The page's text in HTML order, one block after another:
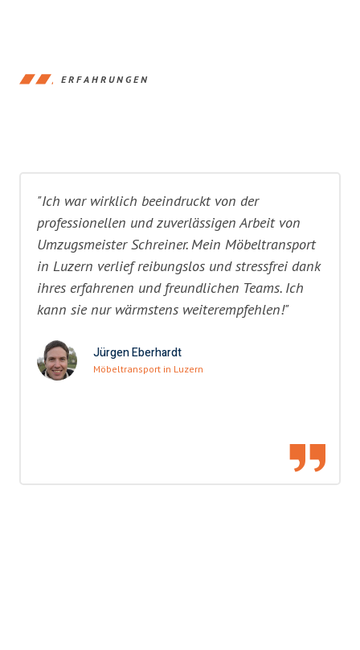
ERFAHRUNGEN
"Ich war wirklich beeindruckt von der
professionellen und zuverlässigen Arbeit von
Umzugsmeister Schreiner. Mein Möbeltransport
in Luzern verlief reibungslos und stressfrei dank
ihres erfahrenen und freundlichen Teams. Ich
kann sie nur wärmstens weiterempfehlen!"
Jürgen Eberhardt
Möbeltransport in Luzern